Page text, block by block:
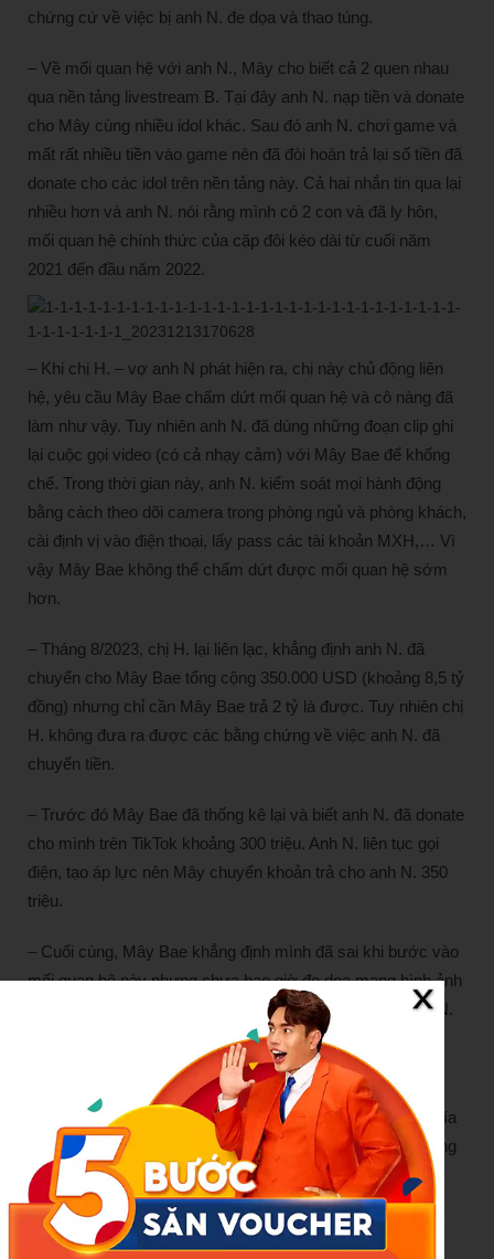
chứng cứ về việc bị anh N. đe dọa và thao túng.
– Về mối quan hệ với anh N., Mây cho biết cả 2 quen nhau
qua nền tảng livestream B. Tại đây anh N. nạp tiền và donate
cho Mây cùng nhiều idol khác. Sau đó anh N. chơi game và
mất rất nhiều tiền vào game nên đã đòi hoàn trả lại số tiền đã
donate cho các idol trên nền tảng này. Cả hai nhắn tin qua lại
nhiều hơn và anh N. nói rằng mình có 2 con và đã ly hôn,
mối quan hệ chính thức của cặp đôi kéo dài từ cuối năm
2021 đến đầu năm 2022.
– Khi chị H. – vợ anh N phát hiện ra, chị này chủ động liên
hệ, yêu cầu Mây Bae chấm dứt mối quan hệ và cô nàng đã
làm như vậy. Tuy nhiên anh N. đã dùng những đoạn clip ghi
lại cuộc gọi video (có cả nhạy cảm) với Mây Bae để khống
chế. Trong thời gian này, anh N. kiểm soát mọi hành động
bằng cách theo dõi camera trong phòng ngủ và phòng khách,
cài định vị vào điện thoại, lấy pass các tài khoản MXH,… Vì
vậy Mây Bae không thể chấm dứt được mối quan hệ sớm
hơn.
– Tháng 8/2023, chị H. lại liên lạc, khẳng định anh N. đã
chuyển cho Mây Bae tổng cộng 350.000 USD (khoảng 8,5 tỷ
đồng) nhưng chỉ cần Mây Bae trả 2 tỷ là được. Tuy nhiên chị
H. không đưa ra được các bằng chứng về việc anh N. đã
chuyển tiền.
– Trước đó Mây Bae đã thống kê lại và biết anh N. đã donate
cho mình trên TikTok khoảng 300 triệu. Anh N. liên tục gọi
điện, tạo áp lực nên Mây chuyển khoản trả cho anh N. 350
triệu.
– Cuối cùng, Mây Bae khẳng định mình đã sai khi bước vào
mối quan hệ này nhưng chưa bao giờ đe dọa mang hình ảnh
của con chị H. hay tung clip nhạy cảm của mình với anh N.
Song song với đó, Mây Bae cũng lên livestream vừa khóc
vừa tâm sự với mọi người về câu chuyện này. Hiện tại phía
chị H. chưa có chia sẻ nào thêm còn cộng đồng mạng đang
tiếp tục để lại nhiều bình luận trái chiều.